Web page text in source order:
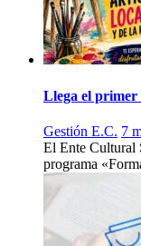
Llega el primer
Gestión E.C. 7
El Ente Cultural
programa